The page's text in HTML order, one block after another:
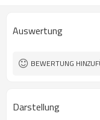
Auswertung
BEWERTUNG
Darstellung